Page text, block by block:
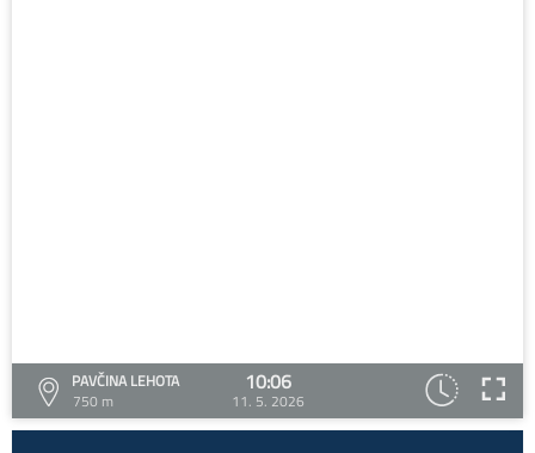
PAVČINA LEHOTA
750 m
10:06
11. 5. 2026